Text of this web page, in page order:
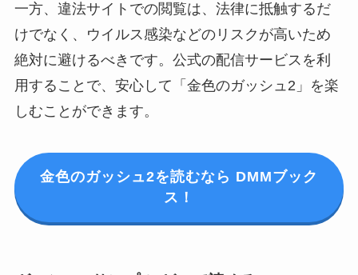
一方、違法サイトでの閲覧は、法律に抵触するだ
けでなく、ウイルス感染などのリスクが高いため
絶対に避けるべきです。公式の配信サービスを利
用することで、安心して「金色のガッシュ2」を楽
しむことができます。
金色のガッシュ2を読むなら DMMブック
ス！